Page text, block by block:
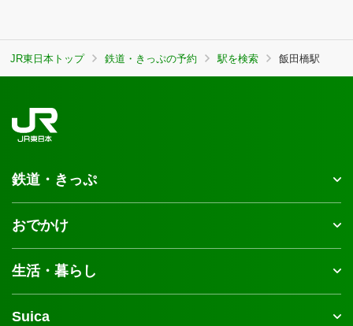
JR東日本トップ 鉄道・きっぷの予約 駅を検索 飯田橋駅
鉄道・きっぷ
おでかけ
生活・暮らし
Suica